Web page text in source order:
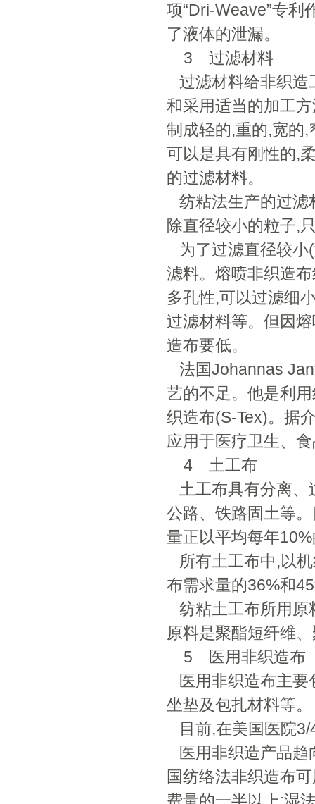
项“Dri-Weave”专利
了液体的泄漏。
3 过滤材料
过滤材料给非织造
和采用适当的加工
制成轻的,重的,宽的
可以是具有刚性的,
的过滤材料。
纺粘法生产的过滤
除直径较小的粒子,
为了过滤直径较小
滤料。熔喷非织造
多孔性,可以过滤细
过滤材料等。但因
造布要低。
法国Johannas
艺的不足。他是利
织造布(S-Tex)。据
应用于医疗卫生、
4 土工布
土工布具有分离、
公路、铁路固土等
量正以平均每年
所有土工布中,以
布需求量的36%和
纺粘土工布所用原
原料是聚酯短纤维
5 医用非织造布
医用非织造布主要
坐垫及包扎材料等。
目前,在美国医院3/
医用非织造产品趋
国纺络法非织造布